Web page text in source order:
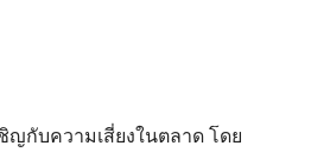
ญกับความเสี่ยงในตลาด โดย